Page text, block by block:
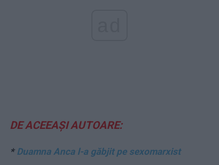
DE ACEEAȘI AUTOARE:
*Duamna Anca l-a găbjit pe sexomarxist